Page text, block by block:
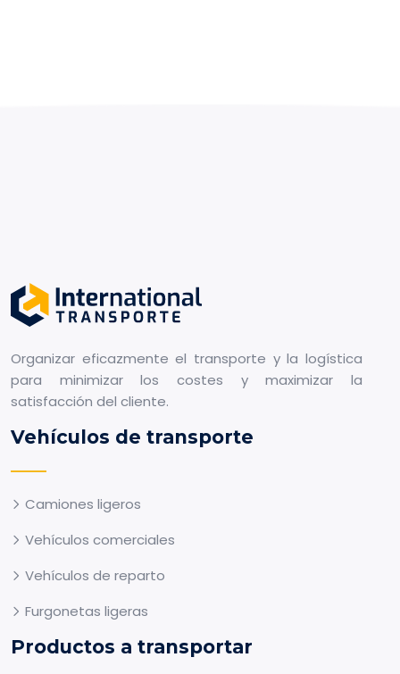
Organizar eficazmente el transporte y la logística
para minimizar los costes y maximizar la
satisfacción del cliente.
Vehículos de transporte
Camiones ligeros
Vehículos comerciales
Vehículos de reparto
Furgonetas ligeras
Productos a transportar